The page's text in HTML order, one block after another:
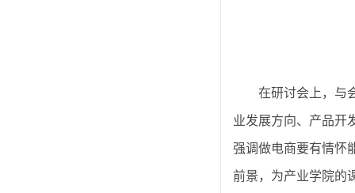
在研讨会上，与
业发展方向、产品开
强调做电商要有情怀
前景，为产业学院的